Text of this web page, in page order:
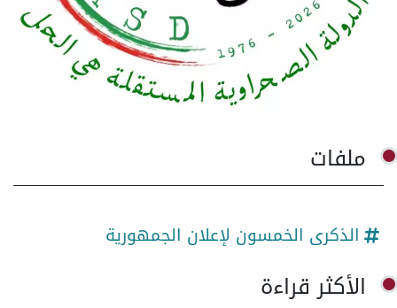
ملفات
الذكرى الخمسون لإعلان الجمهورية
الأكثر قراءة